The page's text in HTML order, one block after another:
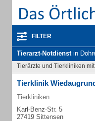
FILTER
Tierarzt-Notdienstin
Tierärzte und Tierkliniken
Tierklinik
Tierkliniken
Karl-Benz-Str. 5
27419 Sittensen